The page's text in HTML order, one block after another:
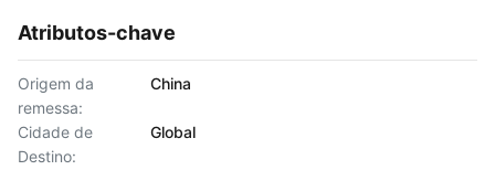
Atributos-chave
Origem da
remessa:
China
Cidade de
Destino:
Global